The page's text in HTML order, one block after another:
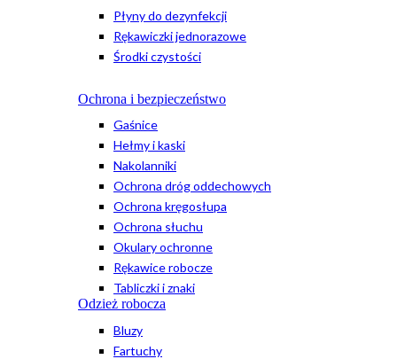
Płyny do dezynfekcji
Rękawiczki jednorazowe
Środki czystości
Ochrona i bezpieczeństwo
Gaśnice
Hełmy i kaski
Nakolanniki
Ochrona dróg oddechowych
Ochrona kręgosłupa
Ochrona słuchu
Okulary ochronne
Rękawice robocze
Tabliczki i znaki
Odzież robocza
Bluzy
Fartuchy